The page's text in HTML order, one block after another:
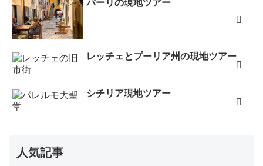
バーリの現地ツアー
レッチェとプーリア州の現地ツアー
シチリア現地ツアー
人気記事